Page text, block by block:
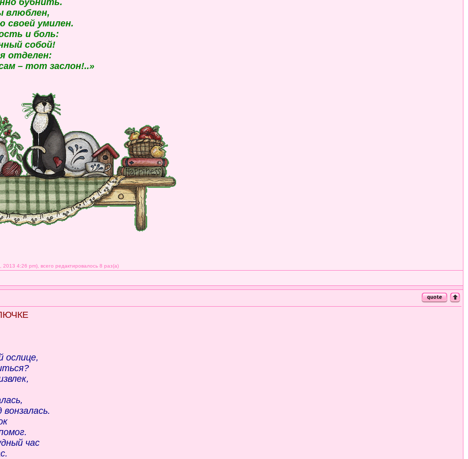
бубнить.
влюблен,
своей умилен.
и боль:
собой!
отделен:
– тот заслон!..»
4:26 pm), всего редактировалось 8 раз(а)
ослице,
час